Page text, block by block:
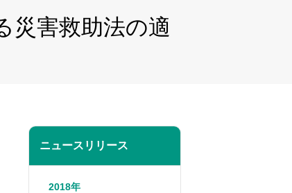
災害救助法の適
ニュースリリース
2018年